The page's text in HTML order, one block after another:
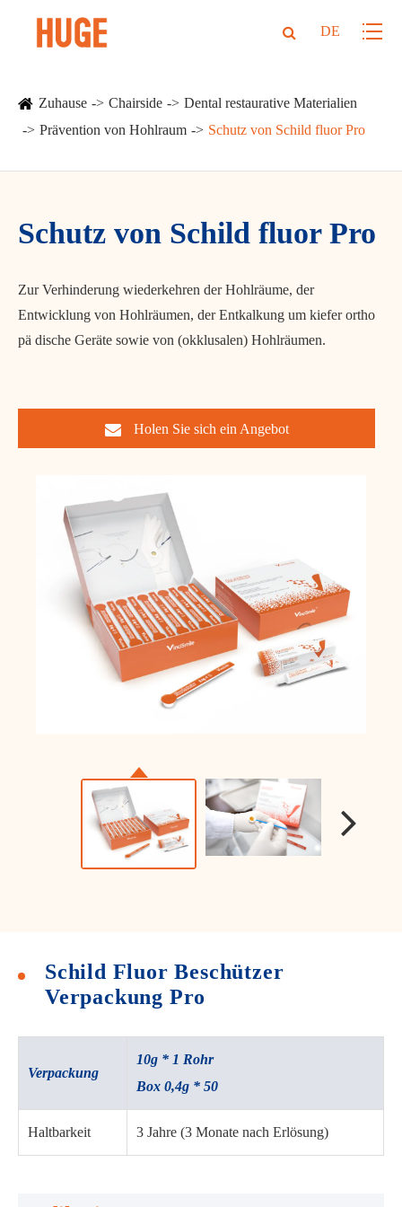
DE
Zuhause Chairside
Dental restaurative Materialien
Prävention von Hohlraum
Schutz von Schild fluor Pro
Schutz von Schild fluor Pro
Zur Verhinderung wiederkehren der Hohlräume, der
Entwicklung von Hohlräumen, der Entkalkung um kiefer ortho
pä dische Geräte sowie von (okklusalen) Hohlräumen.
Holen Sie sich ein Angebot
Schild Fluor Beschützer
Verpackung Pro
Verpackung
10g * 1 Rohr
Box 0,4g * 50
Haltbarkeit 3 Jahre (3 Monate nach Erlösung)